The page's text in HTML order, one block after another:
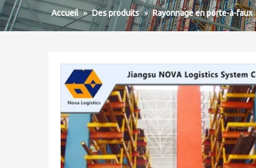
Accueil » Des produits » Rayonnage en porte-à-faux